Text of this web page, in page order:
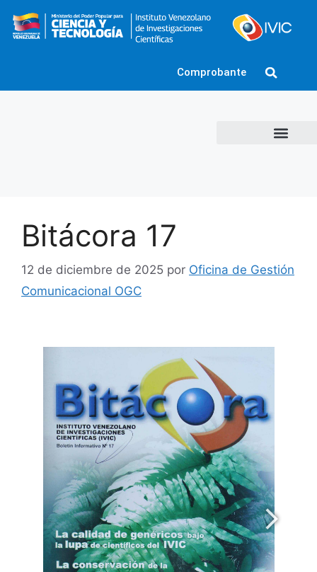
Comprobante
Bitácora 17
12 de diciembre de 2025 por Oficina de Gestión
Comunicacional OGC